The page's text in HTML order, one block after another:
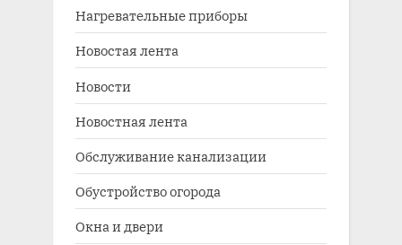
Нагревательные приборы
Новостая лента
Новости
Новостная лента
Обслуживание канализации
Обустройство огорода
Окна и двери